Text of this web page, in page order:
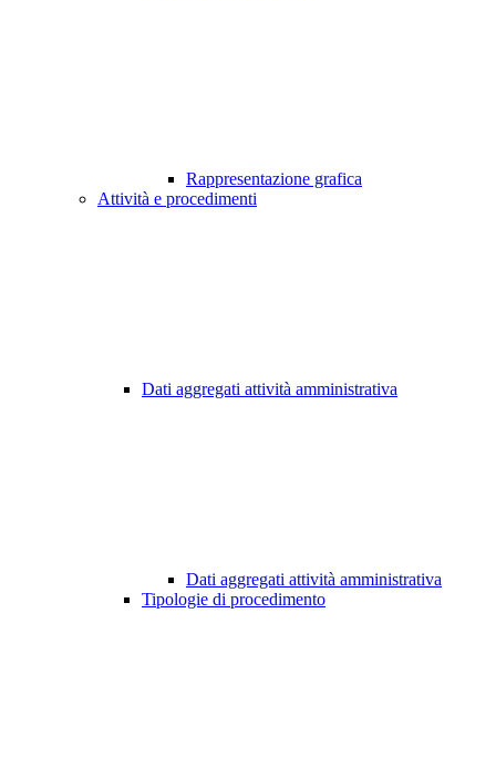
Rappresentazione grafica
Attività e procedimenti
Dati aggregati attività amministrativa
Dati aggregati attività amministrativa
Tipologie di procedimento